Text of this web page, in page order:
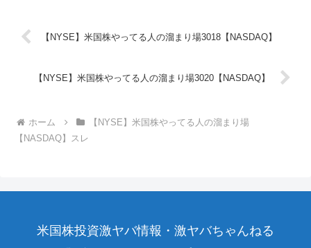
【NYSE】米国株やってる人の溜まり場3018【NASDAQ】
【NYSE】米国株やってる人の溜まり場3020【NASDAQ】
ホーム
【NYSE】米国株やってる人の溜まり場
【NASDAQ】スレ
米国株投資激ヤバ情報・激ヤバちゃんねる